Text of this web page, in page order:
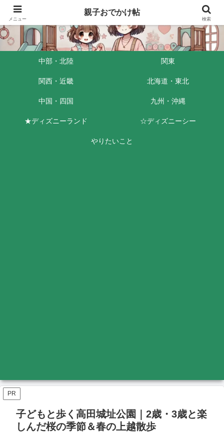
中部・北陸 関東
関西・近畿 北海道・東北
中国・四国 九州・沖縄
★ディズニーランド ☆ディズニーシー
やりたいこと
PR
子どもと歩く高田城址公園｜2歳・3歳と楽
しんだ桜の季節＆春の上越散歩
メニュー
親子おでかけ帖
検索